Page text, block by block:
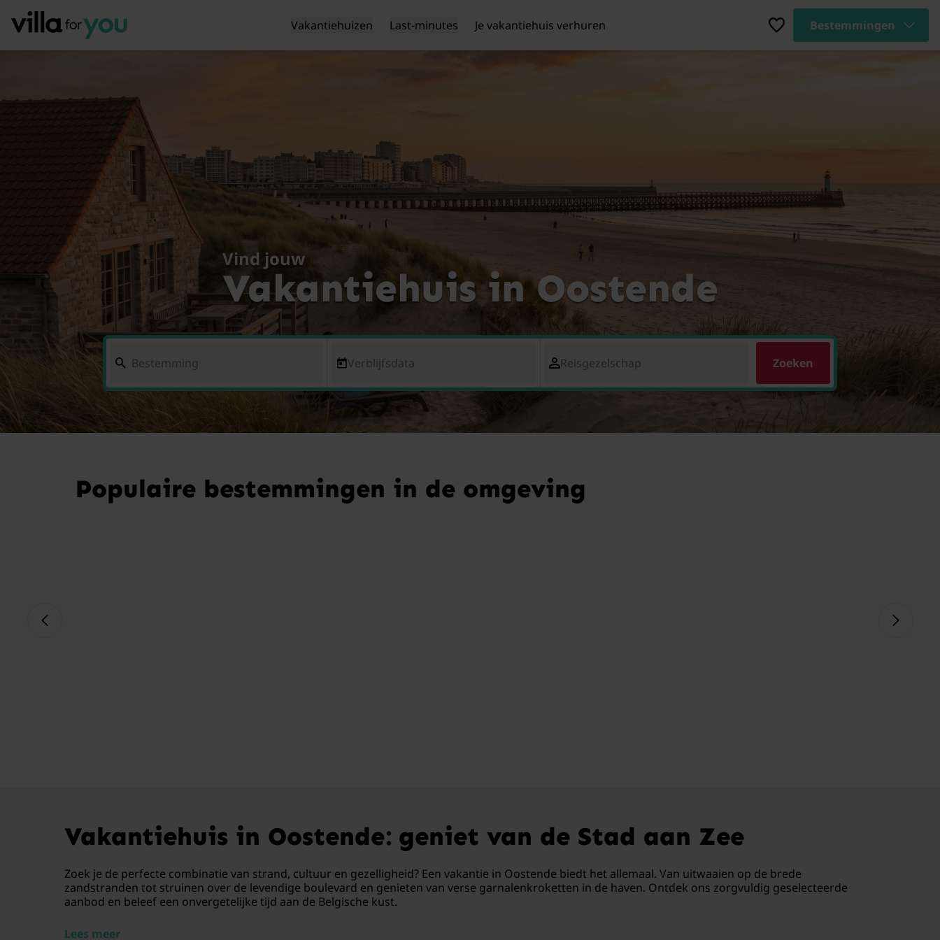
Vakantiehuizen Last-minutes Je vakantiehuis verhuren Bestemmingen
Vind jouw
Vakantiehuis in Oostende
Verblijfsdata Reisgezelschap Zoeken
Populaire bestemmingen in de omgeving
Vakantiehuis in Oostende: geniet van de Stad aan Zee
Zoek je de perfecte combinatie van strand, cultuur en gezelligheid? Een vakantie in Oostende biedt het allemaal. Van uitwaaien op de brede
zandstranden tot struinen over de levendige boulevard en genieten van verse garnalenkroketten in de haven. Ontdek ons zorgvuldig geselecteerde
aanbod en beleef een onvergetelijke tijd aan de Belgische kust.
Lees meer